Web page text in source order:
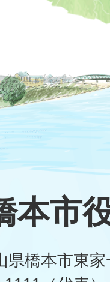
本市
橋本市東家